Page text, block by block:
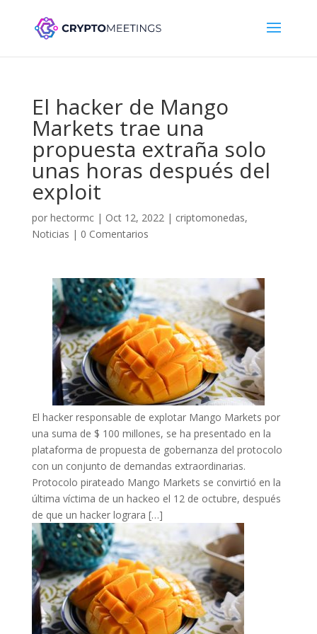
El hacker de Mango
Markets trae una
propuesta extraña solo
unas horas después del
exploit
por hectormc| Oct 12, 2022| criptomonedas,
Noticias | 0 Comentarios
El hacker responsable de explotar Mango Markets por
una suma de $ 100 millones, se ha presentado en la
plataforma de propuesta de gobernanza del protocolo
con un conjunto de demandas extraordinarias.
Protocolo pirateado Mango Markets se convirtió en la
última víctima de un hackeo el 12 de octubre, después
de que un hacker lograra […]